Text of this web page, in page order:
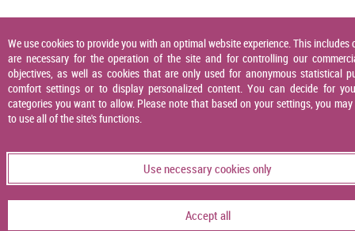
We use cookies to provide you with an optimal website experience. This includes
are necessary for the operation of the site and for controlling our
objectives, as well as cookies that are only used for anonymous statistical
comfort settings or to display personalized content. You can decide for
categories you want to allow. Please note that based on your settings, you
to use all of the site's functions.
Use necessary cookies only
Accept all